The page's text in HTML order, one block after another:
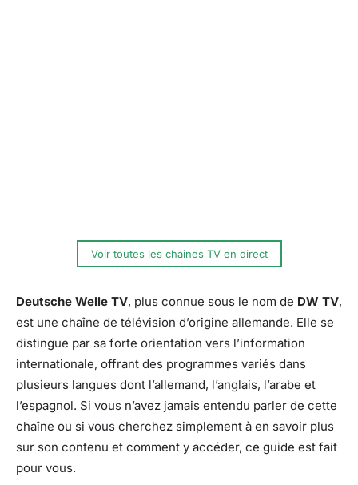
Voir toutes les chaines TV en direct
Deutsche Welle TV, plus connue sous le nom de DW TV,
est une chaîne de télévision d’origine allemande. Elle se
distingue par sa forte orientation vers l’information
internationale, offrant des programmes variés dans
plusieurs langues dont l’allemand, l’anglais, l’arabe et
l’espagnol. Si vous n’avez jamais entendu parler de cette
chaîne ou si vous cherchez simplement à en savoir plus
sur son contenu et comment y accéder, ce guide est fait
pour vous.